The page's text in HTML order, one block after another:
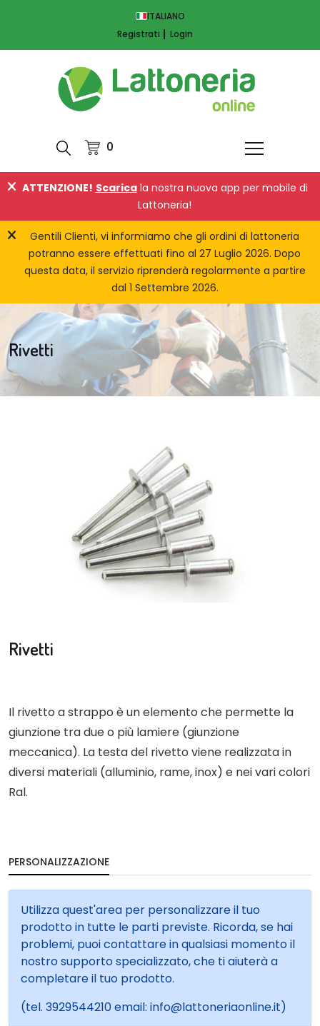
ITALIANO
Registrati
Login
0
ATTENZIONE! Scaricala nostra nuova app per mobile di
Lattoneria!
Gentili Clienti, vi informiamo che gli ordini di lattoneria
potranno essere effettuati fino al 27 Luglio 2026. Dopo
questa data, il servizio riprenderà regolarmente a partire
dal 1 Settembre 2026.
Rivetti
Rivetti
Il rivetto a strappo è un elemento che permette la
giunzione tra due o più lamiere (giunzione
meccanica). La testa del rivetto viene realizzata in
diversi materiali (alluminio, rame, inox) e nei vari colori
Ral.
PERSONALIZZAZIONE
Utilizza quest'area per personalizzare il tuo
prodotto in tutte le parti previste. Ricorda, se hai
problemi, puoi contattare in qualsiasi momento il
nostro supporto specializzato, che ti aiuterà a
completare il tuo prodotto.
(tel. 3929544210 email: info@lattoneriaonline.it)